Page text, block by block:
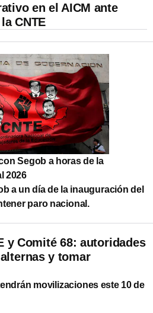
en el AICM ante
CNTE
Segob a horas de la
2026
a un día de la inauguración del
paro nacional.
y Comité 68: autoridades
y tomar
movilizaciones este 10 de